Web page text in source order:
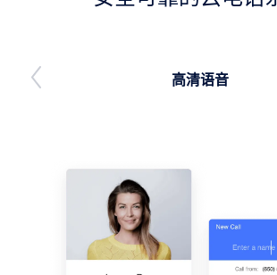
高清语音